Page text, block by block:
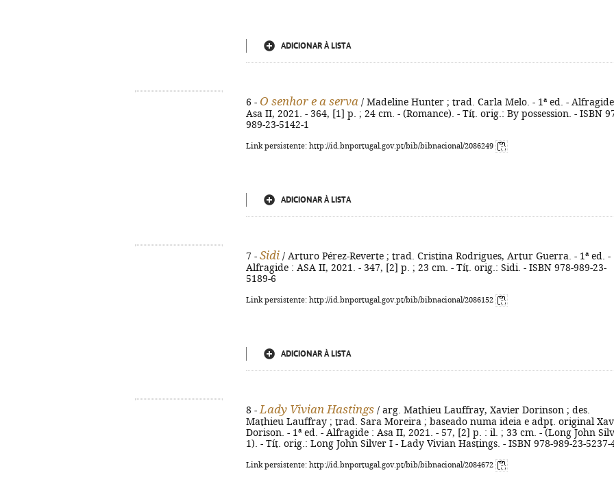
ADICIONAR À LISTA
6 - O senhor e a serva / Madeline Hunter ; trad. Carla Melo. - 1ª ed. -
Asa II, 2021. - 364, [1] p. ; 24 cm. - (Romance). - Tít. orig.: By possession. - ISBN
989-23-5142-1
Link persistente: http://id.bnportugal.gov.pt/bib/bibnacional/2086249
ADICIONAR À LISTA
7 - Sidi / Arturo Pérez-Reverte ; trad. Cristina Rodrigues, Artur Guerra. - 1ª ed. -
Alfragide : ASA II, 2021. - 347, [2] p. ; 23 cm. - Tít. orig.: Sidi. - ISBN 978-989-23-
5189-6
Link persistente: http://id.bnportugal.gov.pt/bib/bibnacional/2086152
ADICIONAR À LISTA
8 - Lady Vivian Hastings / arg. Mathieu Lauffray, Xavier Dorinson ; des.
Mathieu Lauffray ; trad. Sara Moreira ; baseado numa ideia e adpt. original
Dorison. - 1ª ed. - Alfragide : Asa II, 2021. - 57, [2] p. : il. ; 33 cm. - (Long John
1). - Tít. orig.: Long John Silver I - Lady Vivian Hastings. - ISBN 978-989-23-5237-
Link persistente: http://id.bnportugal.gov.pt/bib/bibnacional/2084672